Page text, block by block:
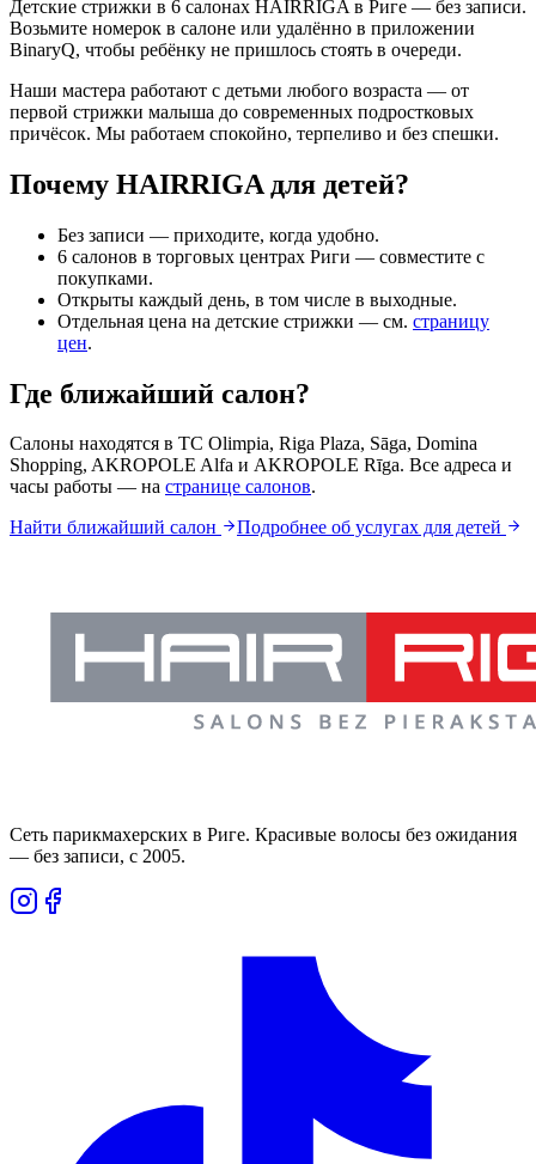
Детские стрижки в 6 салонах HAIRRIGA в Риге — без записи.
Возьмите номерок в салоне или удалённо в приложении
BinaryQ, чтобы ребёнку не пришлось стоять в очереди.
Наши мастера работают с детьми любого возраста — от
первой стрижки малыша до современных подростковых
причёсок. Мы работаем спокойно, терпеливо и без спешки.
Почему HAIRRIGA для детей?
Без записи — приходите, когда удобно.
6 салонов в торговых центрах Риги — совместите с
покупками.
Открыты каждый день, в том числе в выходные.
Отдельная цена на детские стрижки — см. страницу
цен.
Где ближайший салон?
Салоны находятся в TC Olimpia, Riga Plaza, Sāga, Domina
Shopping, AKROPOLE Alfa и AKROPOLE Rīga. Все адреса и
часы работы — на странице салонов.
Найти ближайший салон
Подробнее об услугах для детей
Сеть парикмахерских в Риге. Красивые волосы без ожидания
— без записи, с 2005.